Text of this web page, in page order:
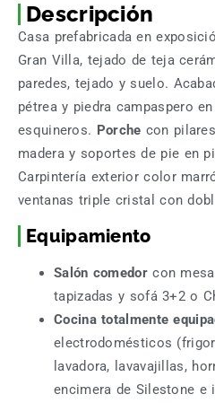
Descripción
Casa prefabricada en
Gran Villa, tejado de teja
paredes, tejado y suelo.
pétrea y piedra campaspero
esquineros. Porche con
madera y soportes de pie en
Carpintería exterior color
ventanas triple cristal con
Equipamiento
Salón comedorcon
tapizadas y sofá 3+2 o
Cocina totalmente
electrodomésticos
lavadora, lavavajillas,
encimera de Silestone e